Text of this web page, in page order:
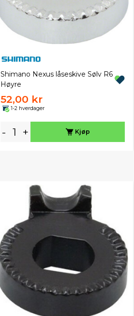
Shimano Nexus låseskive Sølv R6
Høyre
52,00 kr
1-2 hverdager
- + Kjøp